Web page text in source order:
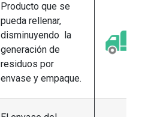
Producto que se
pueda rellenar,
disminuyendo la
generación de
residuos por
envase y empaque.